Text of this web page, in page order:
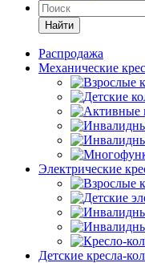
Найти
Распродажа
Механические
Электрические
Детские кресла-